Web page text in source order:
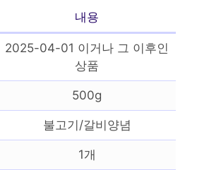
내용
2025-04-01 이거나 그 이후인
상품
500g
불고기/갈비양념
1개